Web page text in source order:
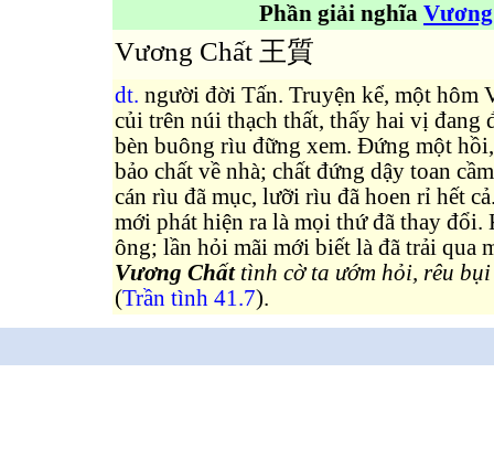
Phần giải nghĩa
Vương Chất 王質
dt. người đời Tấn. Truyện kể, một hôm
củi trên núi thạch thất, thấy hai vị đang
bèn buông rìu đững xem. Đứng một
bảo chất về nhà; chất đứng dậy toan
cán rìu đã mục, lưỡi rìu đã hoen rỉ hết
mới phát hiện ra là mọi thứ đã thay đổi.
ông; lần hỏi mãi mới biết là đã trải qua
Vương Chấttình cờ ta ướm hỏi, rêu
(Trần tình 41.7).